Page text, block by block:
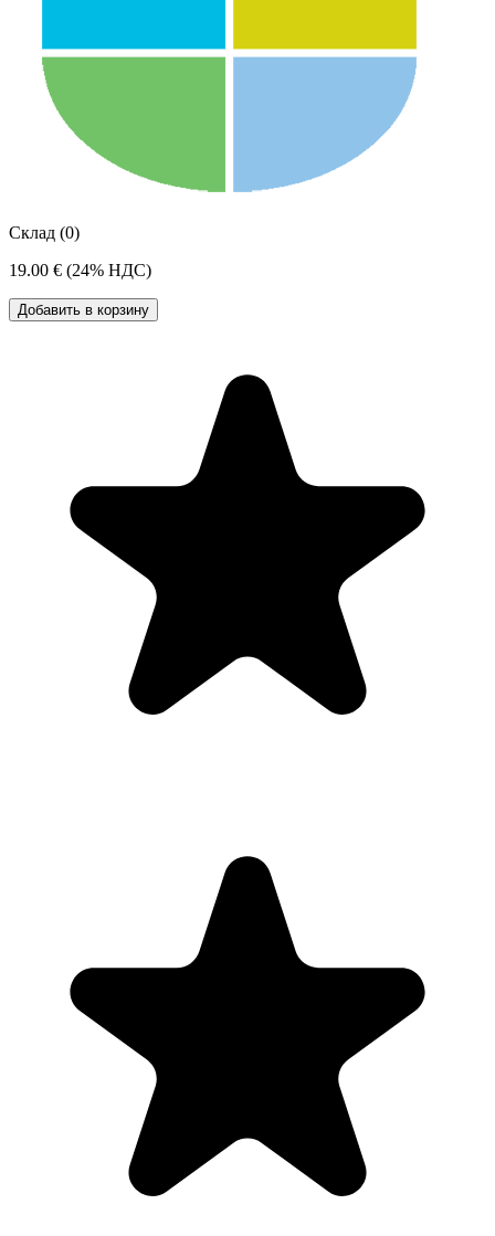
Склад (0)
19.00 € (24% НДС)
Добавить в корзину